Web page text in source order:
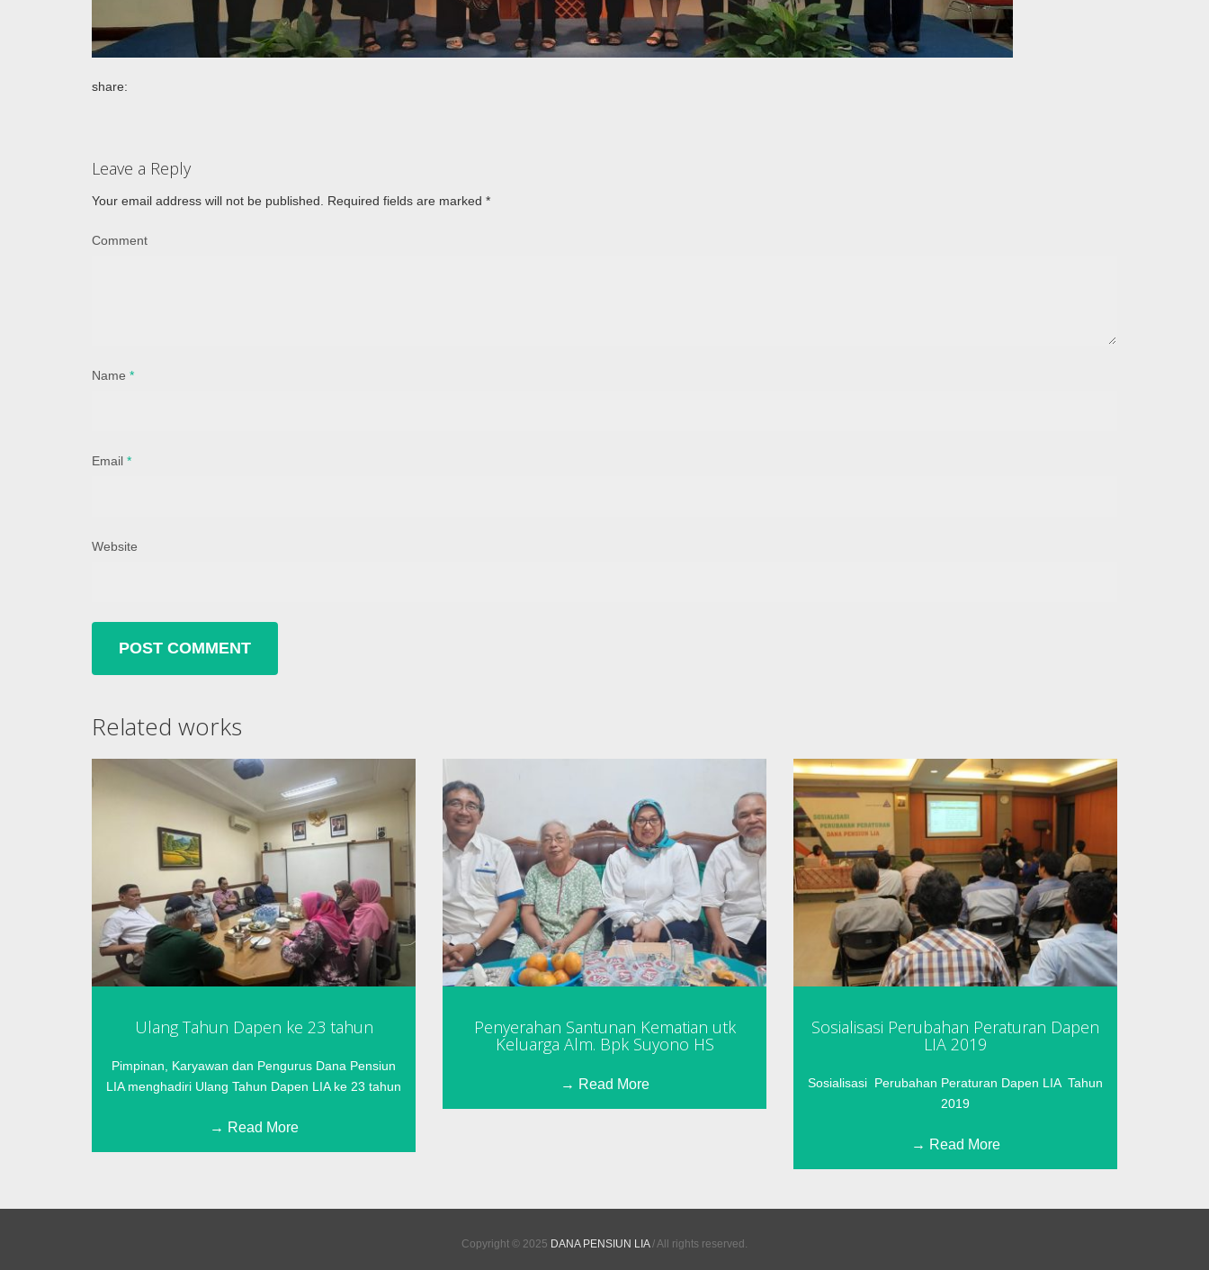
share:
Leave a Reply
Your email address will not be published. Required fields are marked *
Comment
Name *
Email *
Website
Related works
Ulang Tahun Dapen ke 23 tahun
Pimpinan, Karyawan dan Pengurus Dana Pensiun
LIA menghadiri Ulang Tahun Dapen LIA ke 23 tahun
Read More
Penyerahan Santunan Kematian utk
Keluarga Alm. Bpk Suyono HS
Read More
Sosialisasi Perubahan Peraturan Dapen
LIA 2019
Sosialisasi Perubahan Peraturan Dapen LIA Tahun
2019
Read More
Copyright © 2025 DANA PENSIUN LIA/ All rights reserved.